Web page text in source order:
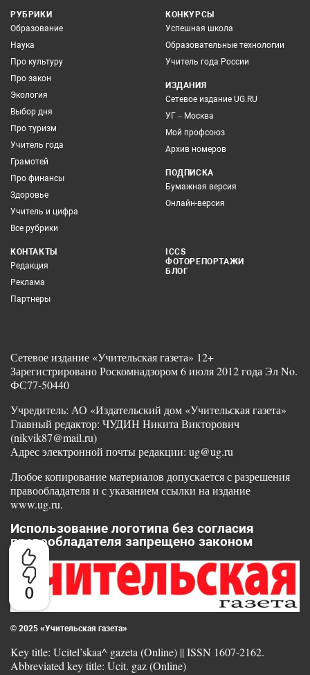
0
РУБРИКИ
Образование
Наука
Про культуру
Про закон
Экология
Выбор дня
Про туризм
Учитель года
Грамотей
Про финансы
Здоровье
Учитель и цифра
Все рубрики
КОНКУРСЫ
Успешная школа
Образовательные технологии
Учитель года России
ИЗДАНИЯ
Сетевое издание UG.RU
УГ – Москва
Мой профсоюз
Архив номеров
ПОДПИСКА
Бумажная версия
Онлайн-версия
КОНТАКТЫ
Редакция
Реклама
Партнеры
ICCS
ФОТОРЕПОРТАЖИ
БЛОГ
Сетевое издание «Учительская газета» 12+
Зарегистрировано Роскомнадзором 6 июля 2012 года Эл No.
ФС77-50440
Учредитель: АО «Издательский дом «Учительская газета»
Главный редактор: ЧУДИН Никита Викторович
(nikvik87@mail.ru)
Адрес электронной почты редакции: ug@ug.ru
Любое копирование материалов допускается с разрешения
правообладателя и с указанием ссылки на издание
www.ug.ru.
Использование логотипа без согласия
правообладателя запрещено законом
© 2025 «Учительская газета»
Key title: Ucitel’skaa^ gazeta (Online) || ISSN 1607-2162.
Abbreviated key title: Ucit. gaz (Online)